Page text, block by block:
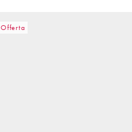
Offerta